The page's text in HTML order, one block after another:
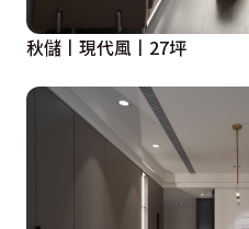
秋儲丨現代風丨27坪